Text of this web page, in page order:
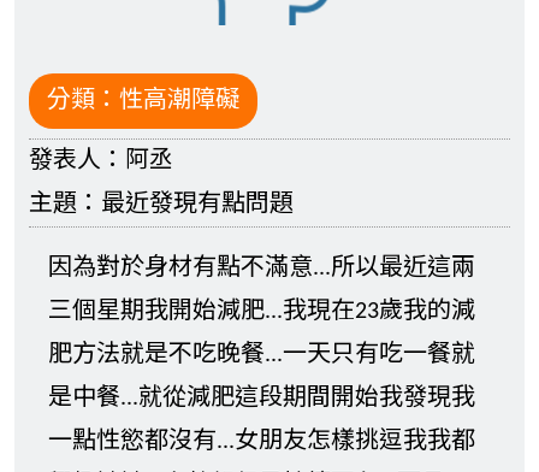
分類： 性高潮障礙
發表人：
阿丞
主題： 最近發現有點問題
因為對於身材有點不滿意...所以最近這兩
三個星期我開始減肥...我現在23歲我的減
肥方法就是不吃晚餐...一天只有吃一餐就
是中餐...就從減肥這段期間開始我發現我
一點性慾都沒有...女朋友怎樣挑逗我我都